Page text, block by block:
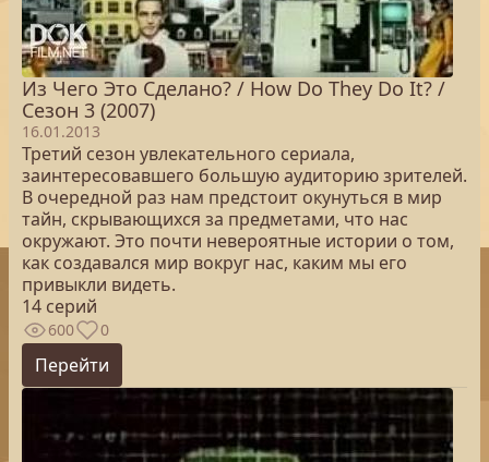
Из Чего Это Сделано? / How Do They Do It? /
Сезон 3 (2007)
16.01.2013
Третий сезон увлекательного сериала,
заинтересовавшего большую аудиторию зрителей.
В очередной раз нам предстоит окунуться в мир
тайн, скрывающихся за предметами, что нас
окружают. Это почти невероятные истории о том,
как создавался мир вокруг нас, каким мы его
привыкли видеть.
14 серий
600 0
Перейти